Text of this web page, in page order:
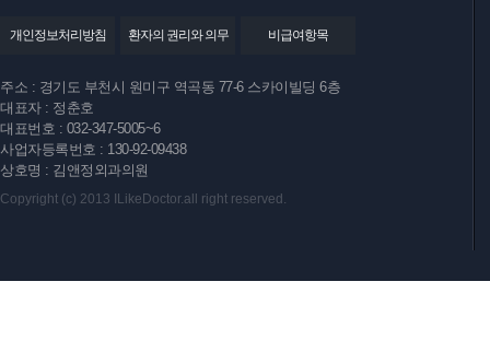
개인정보처리방침 환자의 권리와 의무 비급여항목
주소 : 경기도 부천시 원미구 역곡동 77-6 스카이빌딩 6층
대표자 : 정춘호
대표번호 : 032-347-5005~6
사업자등록번호 : 130-92-09438
상호명 : 김앤정외과의원
Copyright (c) 2013 ILikeDoctor.all right reserved.